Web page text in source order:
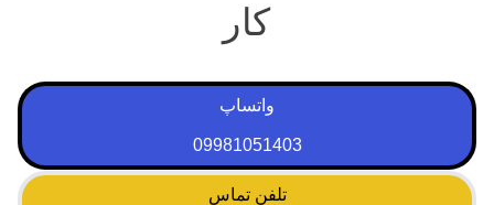
کار
واتساپ
09981051403
تلفن تماس